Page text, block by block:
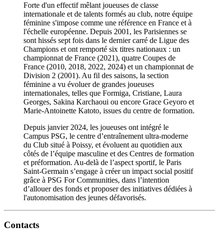
Forte d'un effectif mêlant joueuses de classe
internationale et de talents formés au club, notre équipe
féminine s'impose comme une référence en France et à
l'échelle européenne. Depuis 2001, les Parisiennes se
sont hissés sept fois dans le dernier carré de Ligue des
Champions et ont remporté six titres nationaux : un
championnat de France (2021), quatre Coupes de
France (2010, 2018, 2022, 2024) et un championnat de
Division 2 (2001). Au fil des saisons, la section
féminine a vu évoluer de grandes joueuses
internationales, telles que Formiga, Cristiane, Laura
Georges, Sakina Karchaoui ou encore Grace Geyoro et
Marie-Antoinette Katoto, issues du centre de formation.
Depuis janvier 2024, les joueuses ont intégré le
Campus PSG, le centre d’entraînement ultra-moderne
du Club situé à Poissy, et évoluent au quotidien aux
côtés de l’équipe masculine et des Centres de formation
et préformation. Au-delà de l’aspect sportif, le Paris
Saint-Germain s’engage à créer un impact social positif
grâce à PSG For Communities, dans l’intention
d’allouer des fonds et proposer des initiatives dédiées à
l'autonomisation des jeunes défavorisés.
Contacts